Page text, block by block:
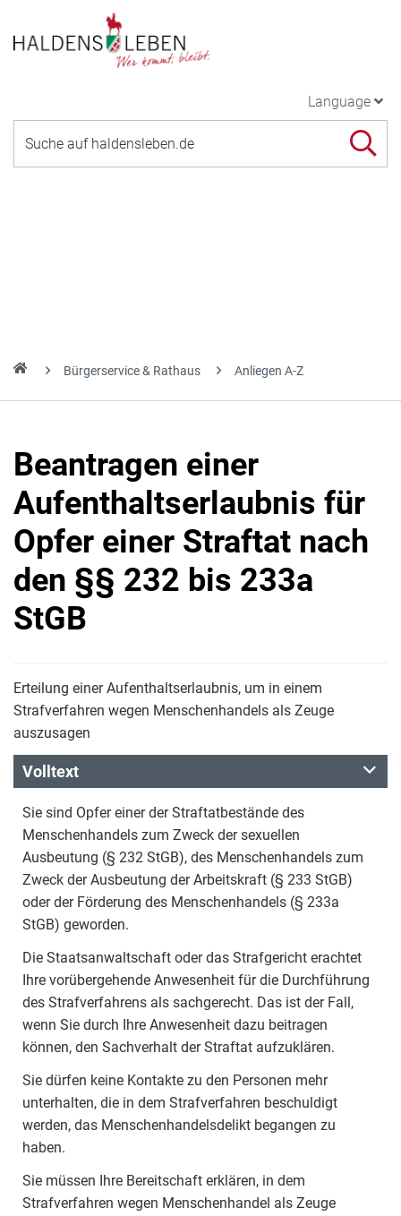
Language
Bürgerservice & Rathaus Anliegen A-Z
Beantragen einer
Aufenthaltserlaubnis für
Opfer einer Straftat nach
den §§ 232 bis 233a
StGB
Erteilung einer Aufenthaltserlaubnis, um in einem
Strafverfahren wegen Menschenhandels als Zeuge
auszusagen
Volltext
Sie sind Opfer einer der Straftatbestände des
Menschenhandels zum Zweck der sexuellen
Ausbeutung (§ 232 StGB), des Menschenhandels zum
Zweck der Ausbeutung der Arbeitskraft (§ 233 StGB)
oder der Förderung des Menschenhandels (§ 233a
StGB) geworden.
Die Staatsanwaltschaft oder das Strafgericht erachtet
Ihre vorübergehende Anwesenheit für die Durchführung
des Strafverfahrens als sachgerecht. Das ist der Fall,
wenn Sie durch Ihre Anwesenheit dazu beitragen
können, den Sachverhalt der Straftat aufzuklären.
Sie dürfen keine Kontakte zu den Personen mehr
unterhalten, die in dem Strafverfahren beschuldigt
werden, das Menschenhandelsdelikt begangen zu
haben.
Sie müssen Ihre Bereitschaft erklären, in dem
Strafverfahren wegen Menschenhandel als Zeuge